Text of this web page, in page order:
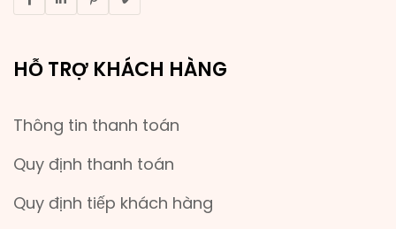
HỖ TRỢ KHÁCH HÀNG
Thông tin thanh toán
Quy định thanh toán
Quy định tiếp khách hàng